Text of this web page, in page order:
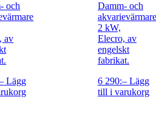
och
av
Lägg
Damm- och
akvarievärmare
2 kW,
Elecro, av
engelskt
fabrikat.
6 290:– Lägg
till i varukorg